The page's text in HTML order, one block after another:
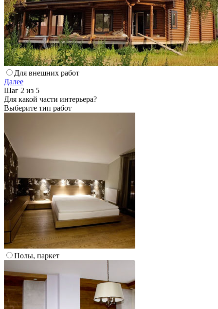
Для внешних работ
Далее
Шаг 2 из 5
Для какой части интерьера?
Выберите тип работ
Полы, паркет